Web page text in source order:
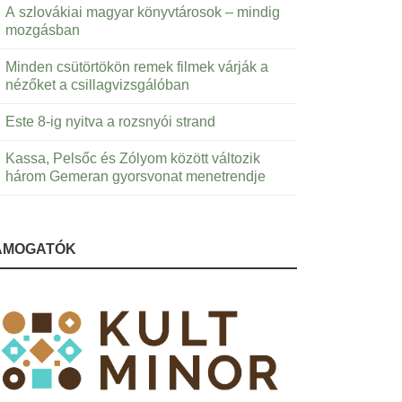
A szlovákiai magyar könyvtárosok – mindig
mozgásban
Minden csütörtökön remek filmek várják a
nézőket a csillagvizsgálóban
Este 8-ig nyitva a rozsnyói strand
Kassa, Pelsőc és Zólyom között változik
három Gemeran gyorsvonat menetrendje